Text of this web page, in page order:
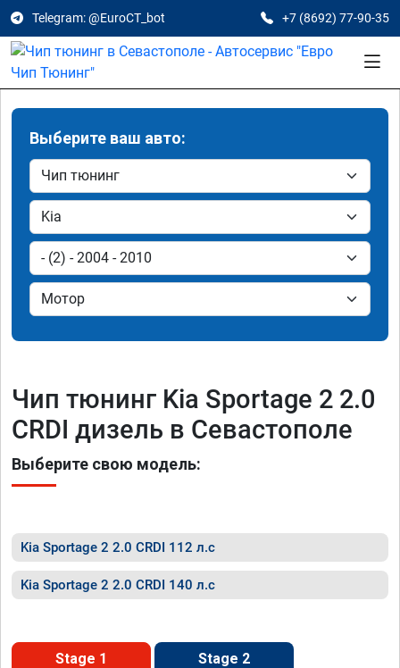
Telegram: @EuroCT_bot +7 (8692) 77-90-35
Выберите ваш авто:
Чип тюнинг Kia Sportage 2 2.0
CRDI дизель в Севастополе
Выберите свою модель:
Kia Sportage 2 2.0 CRDI 112 л.с
Kia Sportage 2 2.0 CRDI 140 л.с
Stage 1 Stage 2